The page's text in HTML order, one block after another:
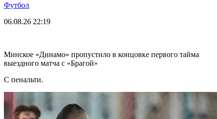
Футбол
06.08.26 22:19
Минское «Динамо» пропустило в концовке первого тайма
выездного матча с «Брагой»
С пенальти.